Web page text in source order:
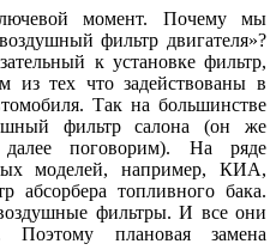
момент. Почему мы
фильтр двигателя»?
к установке фильтр,
из тех что задействованы в
Так на большинстве
фильтр салона (он же
поговорим). На ряде
моделей, например, КИА,
абсорбера топливного бака.
фильтры. И все они
Поэтому плановая замена